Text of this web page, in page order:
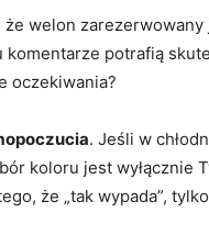
że welon
potrafią
oczekiwania?
. Jeśli w
koloru jest wyłącznie
że „tak wypada”,